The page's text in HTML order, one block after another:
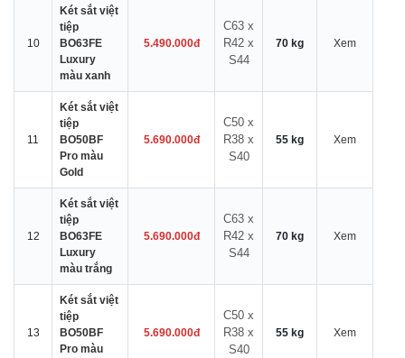
10
Két sắt việt
tiệp
BO63FE
Luxury
màu xanh
5.490.000đ
C63 x
R42 x
S44
70 kg Xem
11
Két sắt việt
tiệp
BO50BF
Pro màu
Gold
5.690.000đ
C50 x
R38 x
S40
55 kg Xem
12
Két sắt việt
tiệp
BO63FE
Luxury
màu trắng
5.690.000đ
C63 x
R42 x
S44
70 kg Xem
13
Két sắt việt
tiệp
BO50BF
Pro màu
5.690.000đ
C50 x
R38 x
S40
55 kg Xem